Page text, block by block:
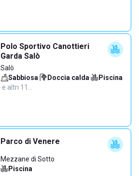
Polo Sportivo Canottieri
Garda Salò
Salò
Sabbiosa· Doccia calda·
Piscina
·e altri 11…
Parco di Venere
Mezzane di Sotto
Piscina